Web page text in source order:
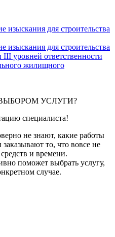
изыскания для строительства
изыскания для строительства
уровней ответственности
жилищного
УСЛУГИ?
специалиста!
не знают, какие работы
то, что вовсе не
и времени.
поможет выбрать услугу,
случае.